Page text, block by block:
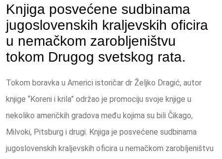
Knjiga posvećene sudbinama
jugoslovenskih kraljevskih oficira
u nemačkom zarobljeništvu
tokom Drugog svetskog rata.
Tokom boravka u Americi istoričar dr Željko Dragić, autor
knjige “Koreni i krila” održao je promociju svoje knjige u
nekoliko američkih gradova među kojima su bili Čikago,
Milvoki, Pitsburg i drugi. Knjiga je posvećene sudbinama
jugoslovenskih kraljevskih oficira u nemačkom zarobljeništvu